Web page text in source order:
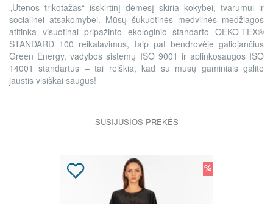
„Utenos trikotažas“ išskirtinį dėmesį skiria kokybei, tvarumui ir
socialinei atsakomybei. Mūsų šukuotinės medvilnės medžiagos
atitinka visuotinai pripažinto ekologinio standarto OEKO-TEX®
STANDARD 100 reikalavimus, taip pat bendrovėje galiojančius
Green Energy, vadybos sistemų ISO 9001 ir aplinkosaugos ISO
14001 standartus – tai reiškia, kad su mūsų gaminiais galite
jaustis visiškai saugūs!
SUSIJUSIOS PREKĖS
%